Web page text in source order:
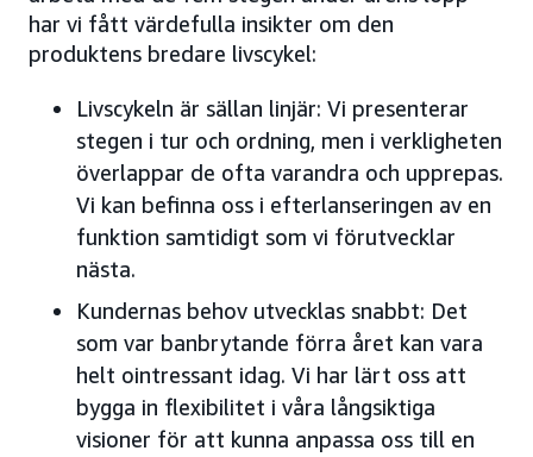
har vi fått värdefulla insikter om den
produktens bredare livscykel:
Livscykeln är sällan linjär: Vi presenterar
stegen i tur och ordning, men i verkligheten
överlappar de ofta varandra och upprepas.
Vi kan befinna oss i efterlanseringen av en
funktion samtidigt som vi förutvecklar
nästa.
Kundernas behov utvecklas snabbt: Det
som var banbrytande förra året kan vara
helt ointressant idag. Vi har lärt oss att
bygga in flexibilitet i våra långsiktiga
visioner för att kunna anpassa oss till en